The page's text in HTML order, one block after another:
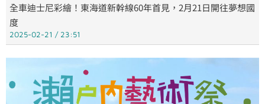
全車迪士尼彩繪！東海道新幹線60年首見，2月21日開往夢想國
度
2025-02-21 23:51